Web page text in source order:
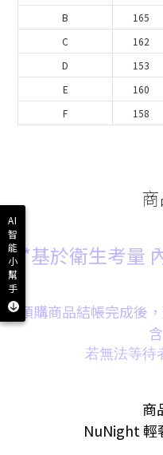
B 165
C
162
D
153
E
160
F
158
*基於衛生考量
預購商品結帳完成後
若無法等待
商
NuNight 輕
AI
智
能
小
幫
手